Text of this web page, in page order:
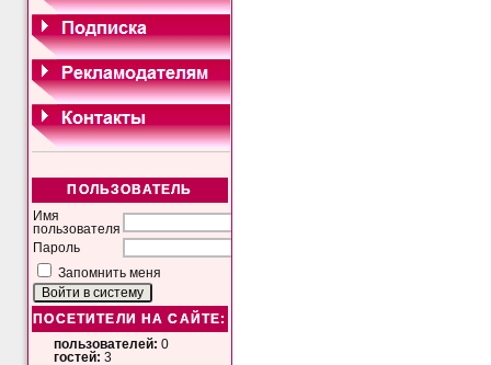
ПОЛЬЗОВАТЕЛЬ
Имя
пользователя
Пароль
Запомнить меня
ПОСЕТИТЕЛИ НА САЙТЕ:
пользователей: 0
гостей: 3